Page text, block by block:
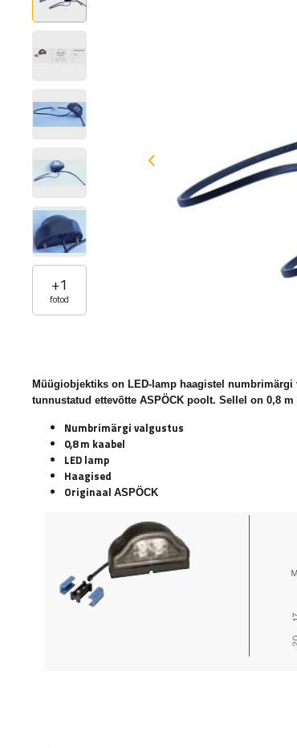
+1
fotod
Müügiobjektiks on LED-lamp haagistel
tunnustatud ettevõtte ASPÖCK poolt. Sellel on 0,8 m
Numbrimärgi valgustus
0,8 m kaabel
LED lamp
Haagised
Originaal ASPÖCK